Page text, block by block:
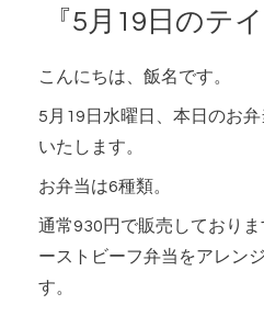
『5月19日のテ
こんにちは、飯名です。
5月19日水曜日、本日のお
いたします。
お弁当は6種類。
通常930円で販売しており
ーストビーフ弁当をアレン
す。